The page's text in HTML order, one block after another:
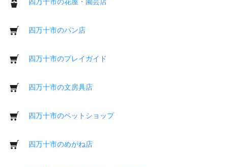
四万十市のパン店
四万十市のプレイガイド
四万十市の文房具店
四万十市のペットショップ
四万十市のめがね店